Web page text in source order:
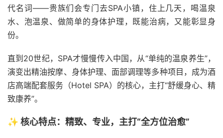
代名词——贵族们会专门去SPA小镇，住上几天，喝温泉
水、泡温泉、做简单的身体护理，既能治病，又能彰显身
份。
直到20世纪，SPA才慢慢传入中国，从“单纯的温泉养生”，
演变出精油按摩、身体护理、面部调理等多种项目，成为酒
店高端配套服务（Hotel SPA）的核心，主打“舒缓身心、精
致康养”。
✨ 核心特点：精致、专业，主打“全方位治愈”